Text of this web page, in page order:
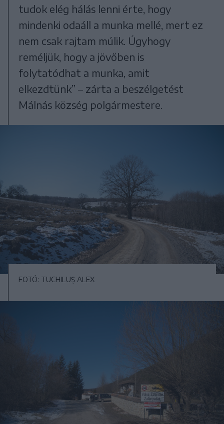
tudok elég hálás lenni érte, hogy
mindenki odaáll a munka mellé, mert ez
nem csak rajtam múlik. Úgyhogy
reméljük, hogy a jövőben is
folytatódhat a munka, amit
elkezdtünk” – zárta a beszélgetést
Málnás község polgármestere.
FOTÓ: TUCHILUȘ ALEX